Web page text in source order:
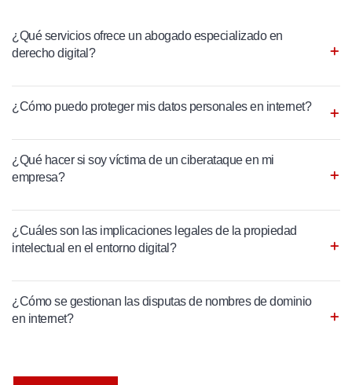
¿Qué servicios ofrece un abogado especializado en
derecho digital?
¿Cómo puedo proteger mis datos personales en internet?
¿Qué hacer si soy víctima de un ciberataque en mi
empresa?
¿Cuáles son las implicaciones legales de la propiedad
intelectual en el entorno digital?
¿Cómo se gestionan las disputas de nombres de dominio
en internet?